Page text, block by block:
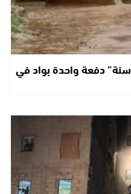
تازة : غرق شقيقين “06 و08 سنة” دفعة واحدة بواد في